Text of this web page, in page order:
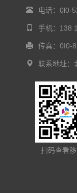
电话：0l0-
手机：138
传真：0I0-
联系地址：
扫码查看